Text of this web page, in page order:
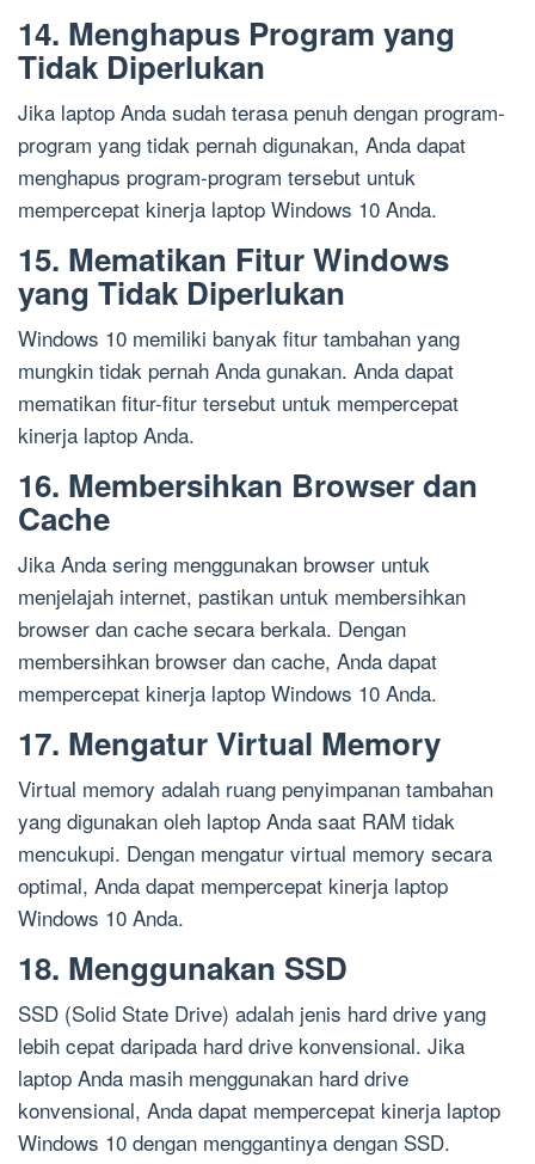
14. Menghapus Program yang
Tidak Diperlukan
Jika laptop Anda sudah terasa penuh dengan program-
program yang tidak pernah digunakan, Anda dapat
menghapus program-program tersebut untuk
mempercepat kinerja laptop Windows 10 Anda.
15. Mematikan Fitur Windows
yang Tidak Diperlukan
Windows 10 memiliki banyak fitur tambahan yang
mungkin tidak pernah Anda gunakan. Anda dapat
mematikan fitur-fitur tersebut untuk mempercepat
kinerja laptop Anda.
16. Membersihkan Browser dan
Cache
Jika Anda sering menggunakan browser untuk
menjelajah internet, pastikan untuk membersihkan
browser dan cache secara berkala. Dengan
membersihkan browser dan cache, Anda dapat
mempercepat kinerja laptop Windows 10 Anda.
17. Mengatur Virtual Memory
Virtual memory adalah ruang penyimpanan tambahan
yang digunakan oleh laptop Anda saat RAM tidak
mencukupi. Dengan mengatur virtual memory secara
optimal, Anda dapat mempercepat kinerja laptop
Windows 10 Anda.
18. Menggunakan SSD
SSD (Solid State Drive) adalah jenis hard drive yang
lebih cepat daripada hard drive konvensional. Jika
laptop Anda masih menggunakan hard drive
konvensional, Anda dapat mempercepat kinerja laptop
Windows 10 dengan menggantinya dengan SSD.